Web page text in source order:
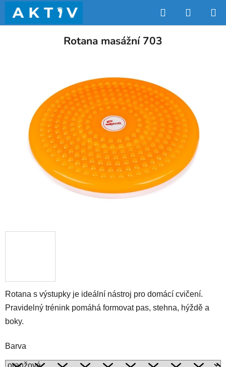
obsah
Hledat
KOŠÍK
Rotana s výstupky je ideální nástroj pro domácí cvičení.
Pravidelný trénink pomáhá formovat pas, stehna, hýždě a
boky.
Barva
Rotana masážní 703